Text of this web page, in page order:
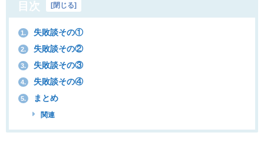
目次 [閉じる]
1. 失敗談その①
2. 失敗談その②
3. 失敗談その③
4. 失敗談その④
5. まとめ
関連